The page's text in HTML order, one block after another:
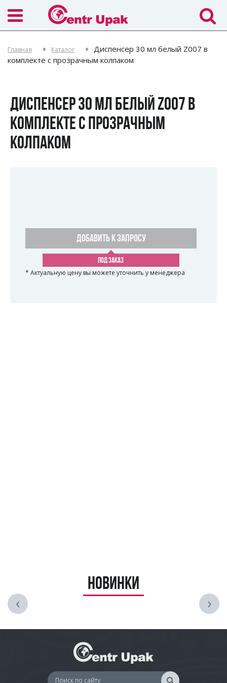
Главная Каталог
Диспенсер 30 мл белый Z007 в
комплекте с прозрачным колпаком
ДИСПЕНСЕР 30 МЛ БЕЛЫЙ Z007 В
КОМПЛЕКТЕ С ПРОЗРАЧНЫМ
КОЛПАКОМ
ДОБАВИТЬ К ЗАПРОСУ
ПОД ЗАКАЗ
* Актуальную цену вы можете уточнить у менеджера
Новинки
‹ ›